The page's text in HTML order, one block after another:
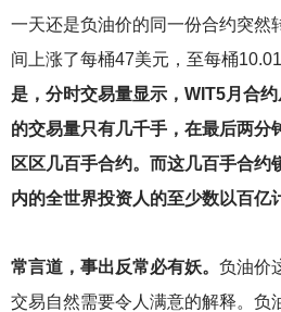
一天还是负油价的同一份合约突然
间上涨了每桶47美元，至每桶10.01
是，分时交易量显示，WIT5月合
的交易量只有几千手，在最后两分
区区几百手合约。而这几百手合约
内的全世界投资人的至少数以百亿
常言道，事出反常必有妖。 负油价
交易自然需要令人满意的解释。负